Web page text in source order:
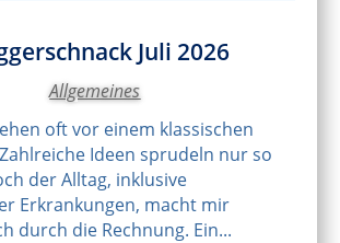
Juli 2026
Allgemeines
oft vor einem klassischen
Ideen sprudeln nur so
der Alltag, inklusive
Erkrankungen, macht mir
durch die Rechnung. Ein...